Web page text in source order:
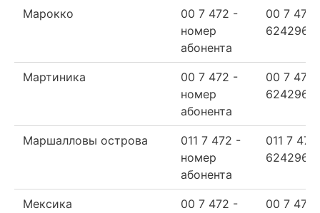
Марокко
00 7 472 -
номер
абонента
00 7 472
624296
Мартиника
00 7 472 -
номер
абонента
00 7 472
624296
Маршалловы острова
011 7 472 -
номер
абонента
011 7 472
624296
Мексика
00 7 472 -
00 7 472